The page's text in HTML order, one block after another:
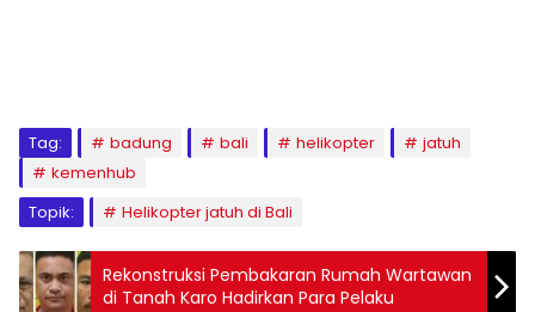
Tag: badung bali helikopter
jatuh
kemenhub
Topik:
Helikopter jatuh di Bali
Rekonstruksi Pembakaran Rumah Wartawan
di Tanah Karo Hadirkan Para Pelaku